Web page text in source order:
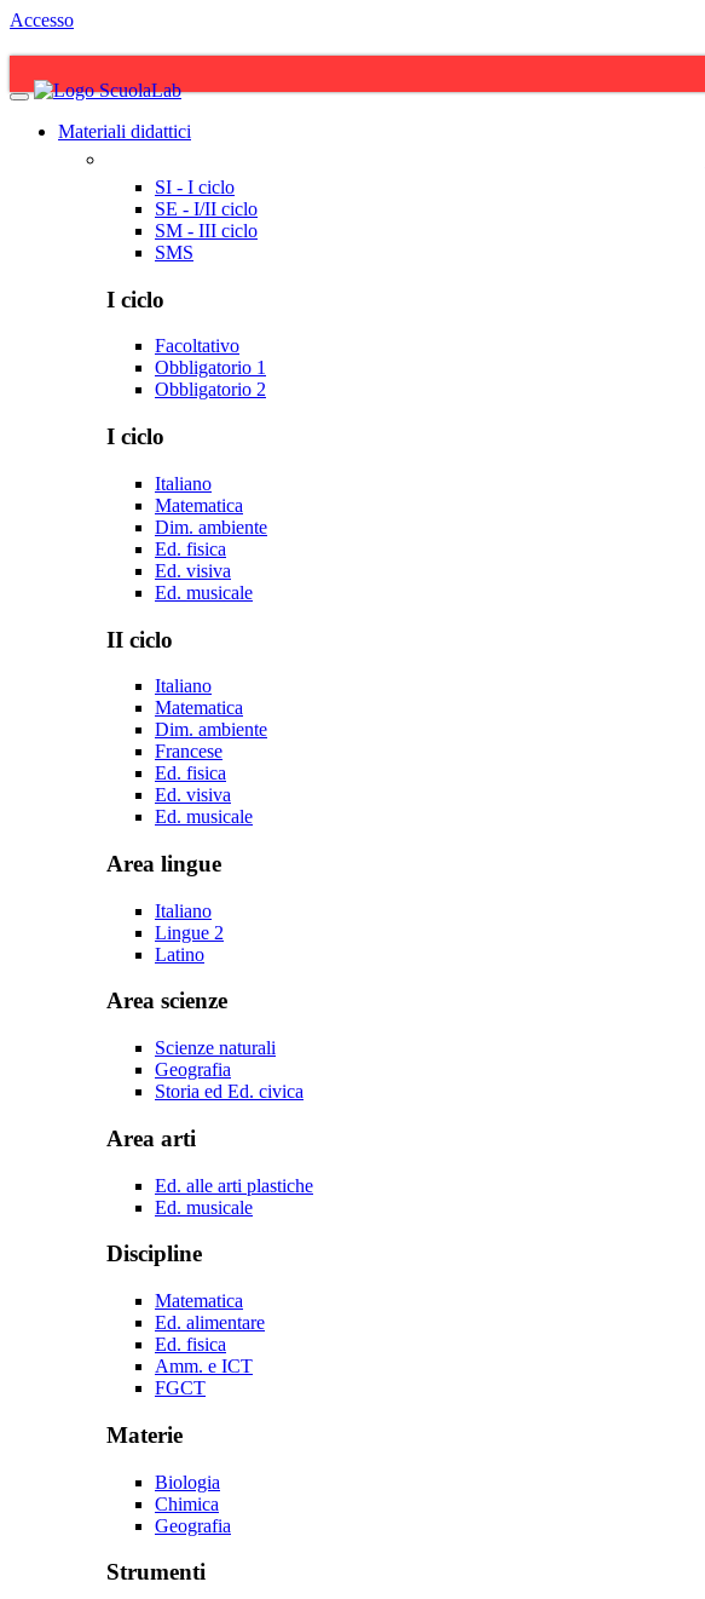
Accesso
Materiali didattici
SI - I ciclo
SE - I/II ciclo
SM - III ciclo
SMS
I ciclo
Facoltativo
Obbligatorio 1
Obbligatorio 2
I ciclo
Italiano
Matematica
Dim. ambiente
Ed. fisica
Ed. visiva
Ed. musicale
II ciclo
Italiano
Matematica
Dim. ambiente
Francese
Ed. fisica
Ed. visiva
Ed. musicale
Area lingue
Italiano
Lingue 2
Latino
Area scienze
Scienze naturali
Geografia
Storia ed Ed. civica
Area arti
Ed. alle arti plastiche
Ed. musicale
Discipline
Matematica
Ed. alimentare
Ed. fisica
Amm. e ICT
FGCT
Materie
Biologia
Chimica
Geografia
Strumenti